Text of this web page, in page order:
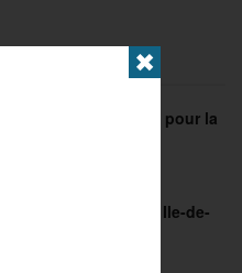
: de l’innovation pour la
le FISE débarque en Ile-de-
✖